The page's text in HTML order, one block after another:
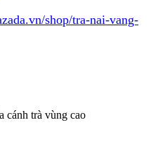
shop/tra-nai-vang-
cánh trà vùng cao